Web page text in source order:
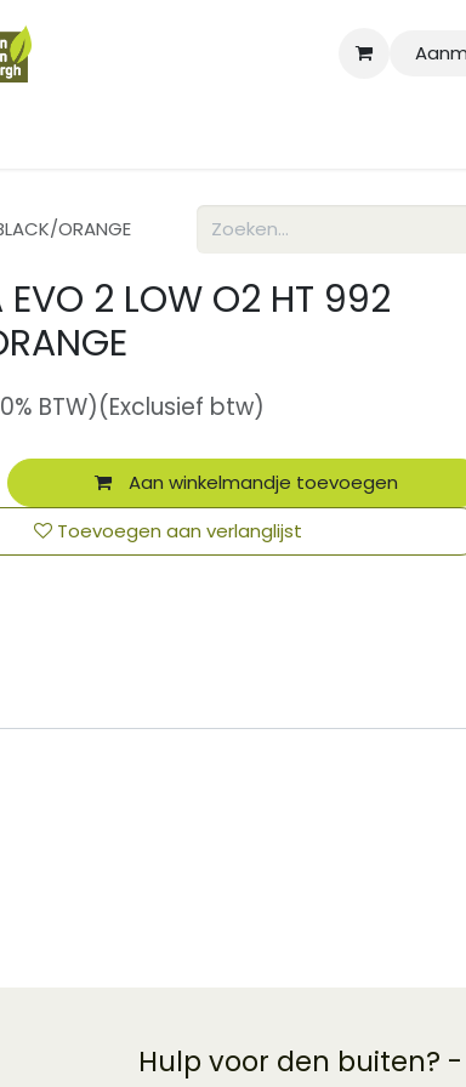
ORANGE
EVO 2 LOW O2 HT 992
BTW)(Exclusief btw)
Aan winkelmandje toevoegen
Toevoegen aan verlanglijst
Hulp voor den buiten? -